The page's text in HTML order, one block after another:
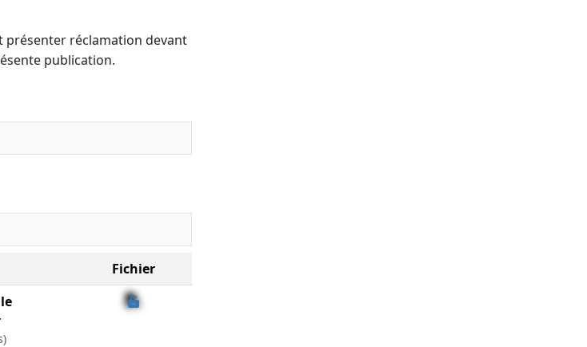
présenter réclamation devant
publication.
Fichier